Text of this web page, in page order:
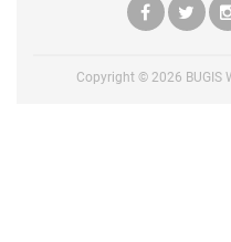
Copyright © 2026 BUGIS